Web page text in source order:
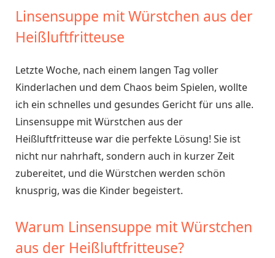
Linsensuppe mit Würstchen aus der
Heißluftfritteuse
Letzte Woche, nach einem langen Tag voller
Kinderlachen und dem Chaos beim Spielen, wollte
ich ein schnelles und gesundes Gericht für uns alle.
Linsensuppe mit Würstchen aus der
Heißluftfritteuse war die perfekte Lösung! Sie ist
nicht nur nahrhaft, sondern auch in kurzer Zeit
zubereitet, und die Würstchen werden schön
knusprig, was die Kinder begeistert.
Warum Linsensuppe mit Würstchen
aus der Heißluftfritteuse?